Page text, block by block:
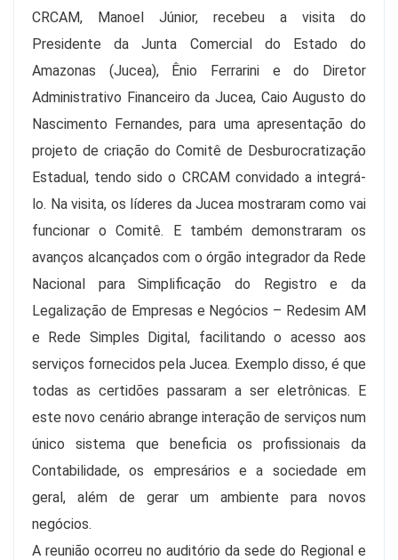
CRCAM, Manoel Júnior, recebeu a visita do
Presidente da Junta Comercial do Estado do
Amazonas (Jucea), Ênio Ferrarini e do Diretor
Administrativo Financeiro da Jucea, Caio Augusto do
Nascimento Fernandes, para uma apresentação do
projeto de criação do Comitê de Desburocratização
Estadual, tendo sido o CRCAM convidado a integrá-
lo. Na visita, os líderes da Jucea mostraram como vai
funcionar o Comitê. E também demonstraram os
avanços alcançados com o órgão integrador da Rede
Nacional para Simplificação do Registro e da
Legalização de Empresas e Negócios – Redesim AM
e Rede Simples Digital, facilitando o acesso aos
serviços fornecidos pela Jucea. Exemplo disso, é que
todas as certidões passaram a ser eletrônicas. E
este novo cenário abrange interação de serviços num
único sistema que beneficia os profissionais da
Contabilidade, os empresários e a sociedade em
geral, além de gerar um ambiente para novos
negócios.
A reunião ocorreu no auditório da sede do Regional e